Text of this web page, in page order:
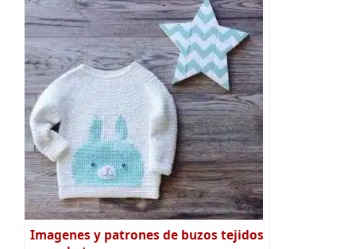
Imagenes y patrones de buzos tejidos